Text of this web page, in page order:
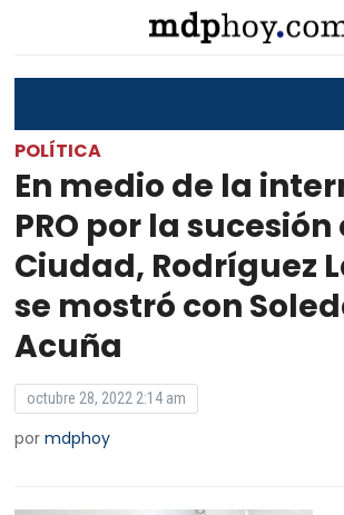
POLÍTICA
En medio de la
PRO por la sucesión
Ciudad, Rodríguez
se mostró con
Acuña
octubre 28, 2022 2:14 am
pormdphoy